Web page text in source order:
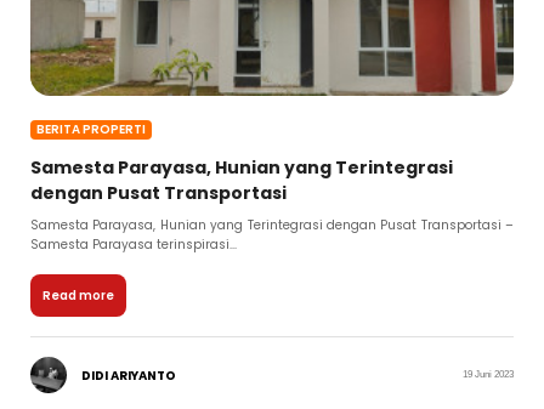
BERITA PROPERTI
Samesta Parayasa, Hunian yang Terintegrasi
dengan Pusat Transportasi
Samesta Parayasa, Hunian yang Terintegrasi dengan Pusat Transportasi –
Samesta Parayasa terinspirasi...
Read more
DIDI ARIYANTO 19 Juni 2023